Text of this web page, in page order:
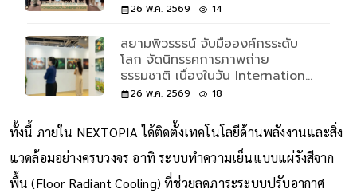
NEXTOPIA สยามพารากอน วันที่
เปลี่ยนองค์ความรู้ด้านธรรมชาติจาก
ไทยสู่เวทีโลก
26 พ.ค. 2569 14
สยามพิวรรธน์ จับมือองค์กรระดับ
โลก จัดนิทรรศการภาพถ่าย
ธรรมชาติ เนื่องในวัน International
Day for Biodiversity 2 งาน 2
กอน และ ชั้น 5 สยามดิสคัฟเวอรี่
26 พ.ค. 2569 18
ทั้งนี้ ภายใน NEXTOPIA ได้ติดตั้งเทคโนโลยีด้านพลังงานและสิ่ง
แวดล้อมอย่างครบวงจร อาทิ ระบบทำความเย็นแบบแผ่รังสีจาก
พื้น (Floor Radiant Cooling) ที่ช่วยลดภาระระบบปรับอากาศ